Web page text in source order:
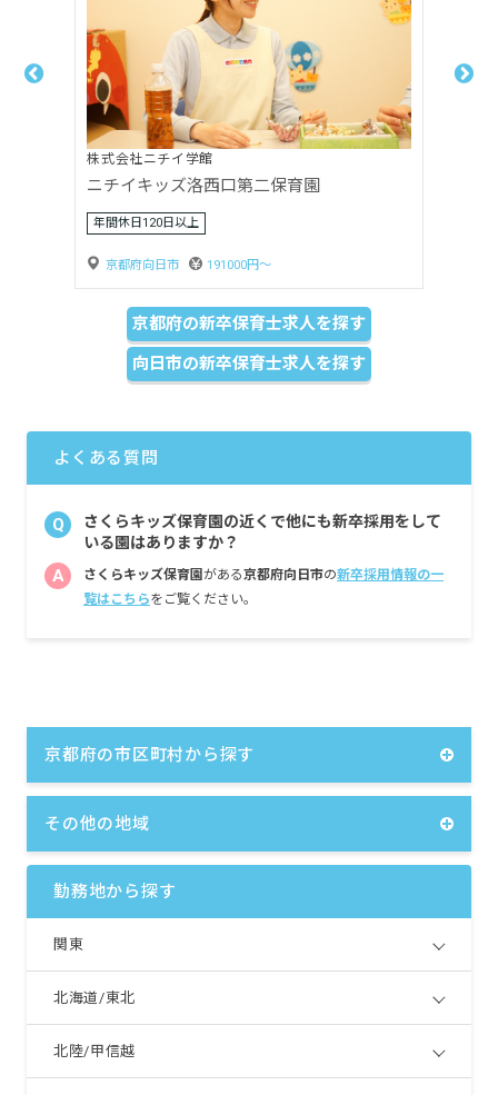
株式会社ニチイ学館
ニチイキッズたなべ保育園
年間休日120日以上
京都府京田辺市 200000円〜
京都府の新卒保育士求人を探す
向日市の新卒保育士求人を探す
よくある質問
Q
さくらキッズ保育園の近くで他にも新卒採用をして
いる園はありますか？
A さくらキッズ保育園がある京都府向日市の新卒採用情報の一
覧はこちらをご覧ください。
京都府の市区町村から探す
その他の地域
勤務地から探す
関東
北海道/東北
北陸/甲信越